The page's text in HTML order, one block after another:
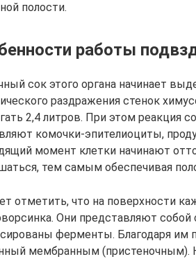
полости.
работы
сок этого органа начинает
раздражения стенок
2,4 литров. При этом реакция
комочки-эпителиоциты,
момент клетки начинают
тем самым обеспечивая
отметить, что на поверхности
Они представляют
ферменты. Благодаря им
мембранным (пристеночным).